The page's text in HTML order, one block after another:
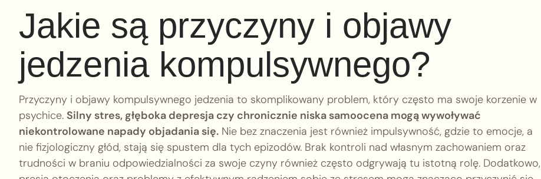
Jakie są przyczyny i objawy
jedzenia kompulsywnego?
Przyczyny i objawy kompulsywnego jedzenia to skomplikowany problem, który często ma swoje korzenie w
psychice. Silny stres, głęboka depresja czy chronicznie niska samoocena mogą wywoływać
niekontrolowane napady objadania się. Nie bez znaczenia jest również impulsywność, gdzie to emocje, a
nie fizjologiczny głód, stają się spustem dla tych epizodów. Brak kontroli nad własnym zachowaniem oraz
trudności w braniu odpowiedzialności za swoje czyny również często odgrywają tu istotną rolę. Dodatkowo,